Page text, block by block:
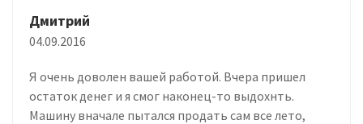
Дмитрий
04.09.2016
Я очень доволен вашей работой. Вчера пришел
остаток денег и я смог наконец-то выдохнть.
Машину вначале пытался продать сам все лето,